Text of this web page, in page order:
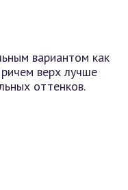
вариантом как
верх лучше
оттенков.